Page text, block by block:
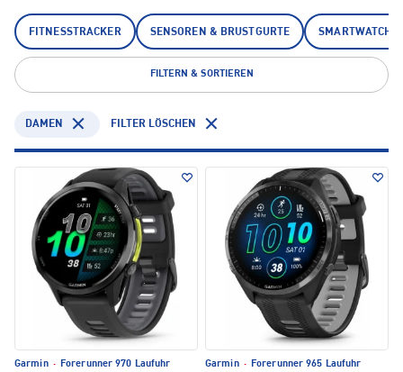
FITNESSTRACKER SENSOREN & BRUSTGURTE
FILTERN & SORTIEREN
DAMEN FILTER LÖSCHEN
Garmin · Forerunner 970 Laufuhr Garmin · Forerunner 965 Laufuhr